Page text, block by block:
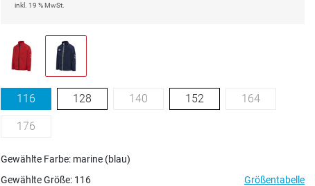
inkl. 19 % MwSt.
116 128 140 152 164
176
Gewählte Farbe: marine (blau)
Gewählte Größe: 116 Größentabelle